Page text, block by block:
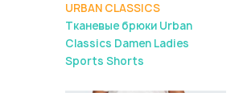
URBAN CLASSICS
Тканевые брюки Urban
Classics Damen Ladies
Sports Shorts